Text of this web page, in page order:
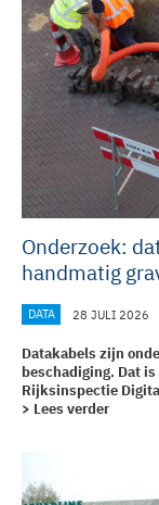
Onderzoek:
handmatig
DATA 28 JULI 2026
Datakabels zijn
beschadiging. Dat
Rijksinspectie
> Lees verder